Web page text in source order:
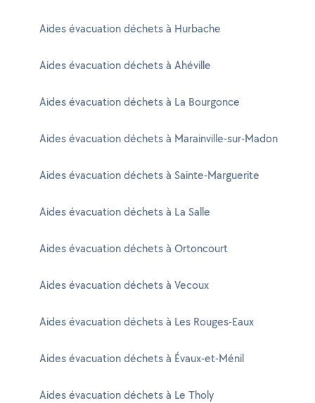
Aides évacuation déchets à Hurbache
Aides évacuation déchets à Ahéville
Aides évacuation déchets à La Bourgonce
Aides évacuation déchets à Marainville-sur-Madon
Aides évacuation déchets à Sainte-Marguerite
Aides évacuation déchets à La Salle
Aides évacuation déchets à Ortoncourt
Aides évacuation déchets à Vecoux
Aides évacuation déchets à Les Rouges-Eaux
Aides évacuation déchets à Évaux-et-Ménil
Aides évacuation déchets à Le Tholy